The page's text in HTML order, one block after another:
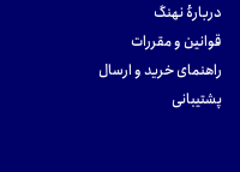
دربارهٔ نهنگ
قوانین و مقررات
راهنمای خرید و ارسال
پشتیبانی